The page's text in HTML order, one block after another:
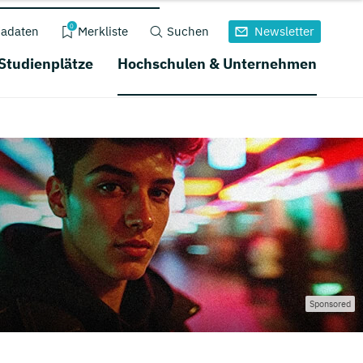
0 Merkliste Suchen Newsletter
Hochschulen & Unternehmen
Sponsored